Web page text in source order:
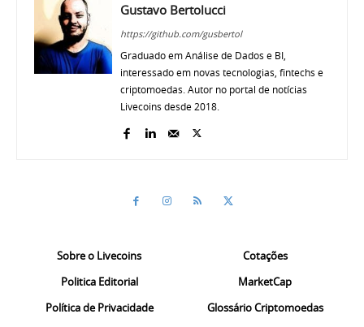
Gustavo Bertolucci
https://github.com/gusbertol
Graduado em Análise de Dados e BI,
interessado em novas tecnologias, fintechs e
criptomoedas. Autor no portal de notícias
Livecoins desde 2018.
Sobre o Livecoins
Politica Editorial
Política de Privacidade
Cotações
MarketCap
Glossário Criptomoedas